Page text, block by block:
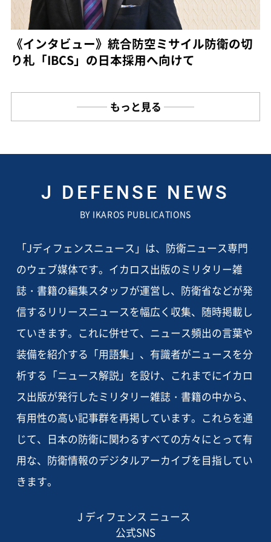
《インタビュー》統合防空ミサイル防衛の切
り札「IBCS」の日本採用へ向けて
もっと見る
J DEFENSE NEWS
BY IKAROS PUBLICATIONS
「Jディフェンスニュース」は、防衛ニュース専門
のウェブ媒体です。イカロス出版のミリタリー雑
誌・書籍の編集スタッフが運営し、防衛省などが発
信するリリースニュースを幅広く収集、随時掲載し
ていきます。これに併せて、ニュース頻出の言葉や
装備を紹介する「用語集」、有識者がニュースを分
析する「ニュース解説」を設け、これまでにイカロ
ス出版が発行したミリタリー雑誌・書籍の中から、
有用性の高い記事群を再掲しています。これらを通
じて、日本の防衛に関わるすべての方々にとって有
用な、防衛情報のデジタルアーカイブを目指してい
きます。
J ディフェンス ニュース
公式SNS